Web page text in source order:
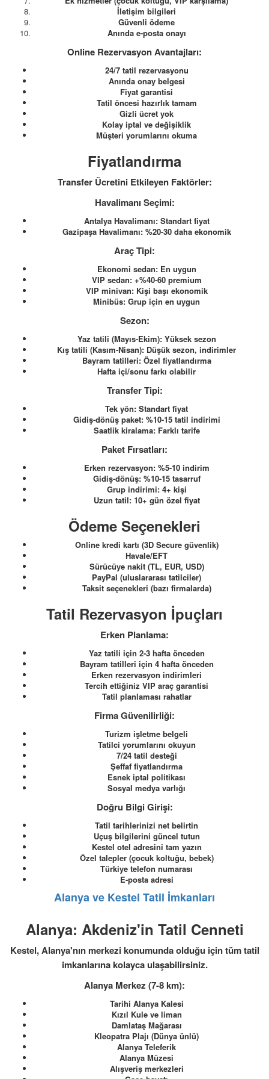
İletişim bilgileri
Güvenli ödeme
Anında e-posta onayı
Online Rezervasyon Avantajları:
24/7 tatil rezervasyonu
Anında onay belgesi
Fiyat garantisi
Tatil öncesi hazırlık tamam
Gizli ücret yok
Kolay iptal ve değişiklik
Müşteri yorumlarını okuma
Fiyatlandırma
Transfer Ücretini Etkileyen Faktörler:
Havalimanı Seçimi:
Antalya Havalimanı: Standart fiyat
Gazipaşa Havalimanı: %20-30 daha ekonomik
Araç Tipi:
Ekonomi sedan: En uygun
VIP sedan: +%40-60 premium
VIP minivan: Kişi başı ekonomik
Minibüs: Grup için en uygun
Sezon:
Yaz tatili (Mayıs-Ekim): Yüksek sezon
Kış tatili (Kasım-Nisan): Düşük sezon, indirimler
Bayram tatilleri: Özel fiyatlandırma
Hafta içi/sonu farkı olabilir
Transfer Tipi:
Tek yön: Standart fiyat
Gidiş-dönüş paket: %10-15 tatil indirimi
Saatlik kiralama: Farklı tarife
Paket Fırsatları:
Erken rezervasyon: %5-10 indirim
Gidiş-dönüş: %10-15 tasarruf
Grup indirimi: 4+ kişi
Uzun tatil: 10+ gün özel fiyat
Ödeme Seçenekleri
Online kredi kartı (3D Secure güvenlik)
Havale/EFT
Sürücüye nakit (TL, EUR, USD)
PayPal (uluslararası tatilciler)
Taksit seçenekleri (bazı firmalarda)
Tatil Rezervasyon İpuçları
Erken Planlama:
Yaz tatili için 2-3 hafta önceden
Bayram tatilleri için 4 hafta önceden
Erken rezervasyon indirimleri
Tercih ettiğiniz VIP araç garantisi
Tatil planlaması rahatlar
Firma Güvenilirliği:
Turizm işletme belgeli
Tatilci yorumlarını okuyun
7/24 tatil desteği
Şeffaf fiyatlandırma
Esnek iptal politikası
Sosyal medya varlığı
Doğru Bilgi Girişi:
Tatil tarihlerinizi net belirtin
Uçuş bilgilerini güncel tutun
Kestel otel adresini tam yazın
Özel talepler (çocuk koltuğu, bebek)
Türkiye telefon numarası
E-posta adresi
Alanya ve Kestel Tatil İmkanları
Alanya: Akdeniz'in Tatil Cenneti
Kestel, Alanya'nın merkezi konumunda olduğu için tüm tatil
imkanlarına kolayca ulaşabilirsiniz.
Alanya Merkez (7-8 km):
Tarihi Alanya Kalesi
Kızıl Kule ve liman
Damlataş Mağarası
Kleopatra Plajı (Dünya ünlü)
Alanya Teleferik
Alanya Müzesi
Alışveriş merkezleri